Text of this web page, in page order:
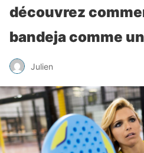
découvrez
bandeja comme
Julien